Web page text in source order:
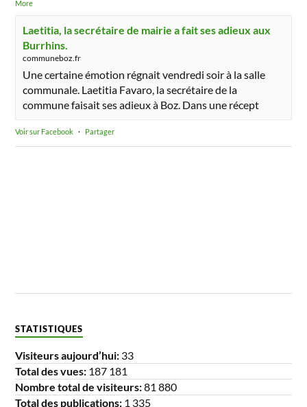
More
Laetitia, la secrétaire de mairie a fait ses adieux aux
Burrhins.
communeboz.fr
Une certaine émotion régnait vendredi soir à la salle
communale. Laetitia Favaro, la secrétaire de la
commune faisait ses adieux à Boz. Dans une récept
Voir sur Facebook · Partager
STATISTIQUES
Visiteurs aujourd’hui: 33
Total des vues: 187 181
Nombre total de visiteurs:81 880
Total des publications: 1 335